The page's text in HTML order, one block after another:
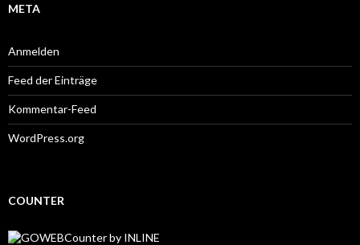
META
Anmelden
Feed der Einträge
Kommentar-Feed
WordPress.org
COUNTER